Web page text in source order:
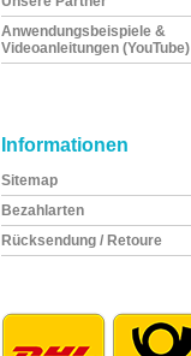
Anwendungsbeispiele &
Videoanleitungen (YouTube)
Informationen
Sitemap
Bezahlarten
Rücksendung / Retoure